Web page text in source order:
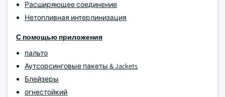
Расширяющее соединение
Нетопливная интерлинизация
С помощью приложения
пальто
Аутсорсинговые пакеты & Jackets
Блейзеры
огнестойкий